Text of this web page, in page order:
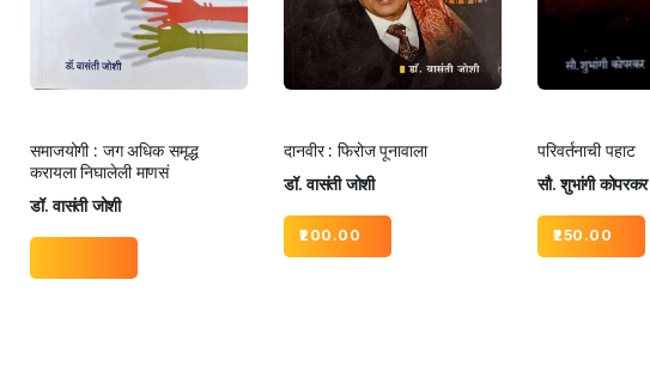
समाजयोगी : जग अधिक समृद्ध
करायला निघालेली माणसं
डॉ. वासंती जोशी
दानवीर : फिरोज पूनावाला
डॉ. वासंती जोशी
200.00
परिवर्तनाची पहाट
सौ. शुभांगी कोपरकर
250.00